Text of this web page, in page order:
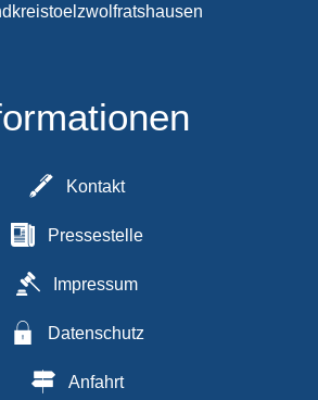
Kontakt
Pressestelle
Impressum
Datenschutz
Anfahrt